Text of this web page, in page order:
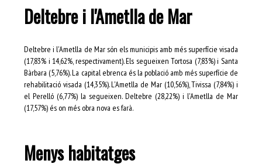
Deltebre i l'Ametlla de Mar
Deltebre i l'Ametlla de Mar són els municipis amb més superfície visada
(17,83% i 14,62%, respectivament). Els segueixen Tortosa (7,83%) i Santa
Bàrbara (5,76%). La capital ebrenca és la població amb més superfície de
rehabilitació visada (14,35%). L'Ametlla de Mar (10,56%), Tivissa (7,84%) i
el Perelló (6,77%) la segueixen. Deltebre (28,22%) i l'Ametlla de Mar
(17,57%) és on més obra nova es farà.
Menys habitatges